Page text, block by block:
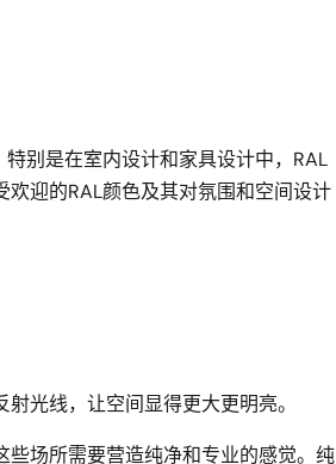
别是在室内设计和家具设计中，RAL
迎的RAL颜色及其对氛围和空间设计
光线，让空间显得更大更明亮。
场所需要营造纯净和专业的感觉。纯